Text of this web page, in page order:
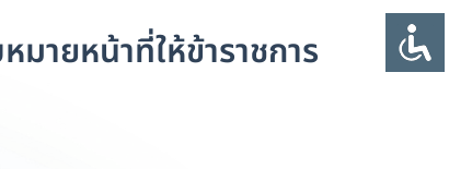
ายหน้าที่ให้ข้าราชการ